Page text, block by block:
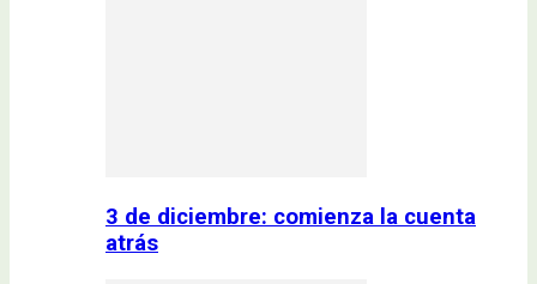
3 de diciembre: comienza la cuenta
atrás